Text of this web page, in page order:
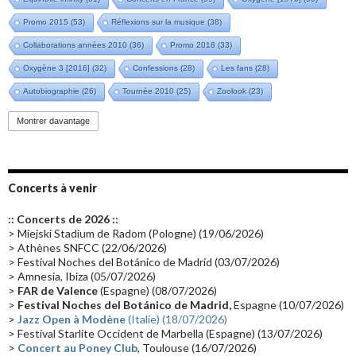
Promo 2015 (53) Réflexions sur la musique (38)
Collaborations années 2010 (36) Promo 2018 (33)
Oxygène 3 [2016] (32) Confessions (28) Les fans (28)
Autobiographie (26) Tournée 2010 (25) Zoolook (23)
Promo 2019(23)
Groupe de Recherche Musicale
Passages radio Vidéo Jarrecast (16) Synthé 80's
Les concerts en Chine(16) Cinéma
Synthé Roland(15) Belgique(15)
(14) Astronomie (14) (14)
Tournée 2025(14) 2024(14) Chine(13)
Montrer davantage
Concerts à venir
:: Concerts de 2026 ::
> Miejski Stadium de Radom (Pologne) (19/06/2026)
> Athènes SNFCC (22/06/2026)
> Festival Noches del Botánico de Madrid (03/07/2026)
> Amnesia, Ibiza (05/07/2026)
> FAR de Valence(Espagne) (08/07/2026)
> Festival Noches del Botánico de Madrid,Espagne (10/07/2026)
> Jazz Open à Modène(Italie) (18/07/2026)
> Festival Starlite Occident de Marbella (Espagne) (13/07/2026)
> Concert au Poney Club, Toulouse (16/07/2026)